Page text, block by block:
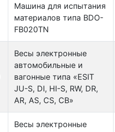
Машина для испытания
материалов типа BDO-
FB020TN
Весы электронные
автомобильные и
вагонные типа «ESIT
JU-S, DI, HI-S, RW, DR,
AR, AS, CS, CB»
Весы электронные